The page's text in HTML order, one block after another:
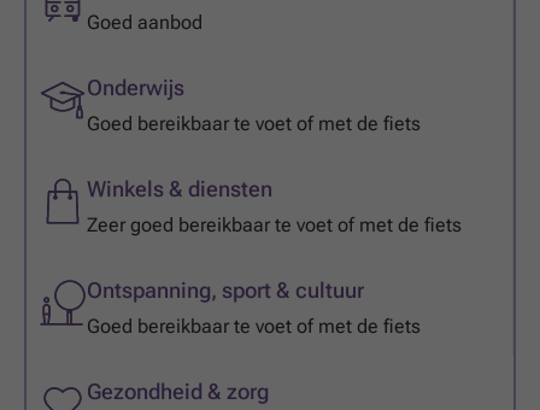
Goed aanbod
Onderwijs
Goed bereikbaar te voet of met de fiets
Winkels & diensten
Zeer goed bereikbaar te voet of met de fiets
Ontspanning, sport & cultuur
Goed bereikbaar te voet of met de fiets
Gezondheid & zorg